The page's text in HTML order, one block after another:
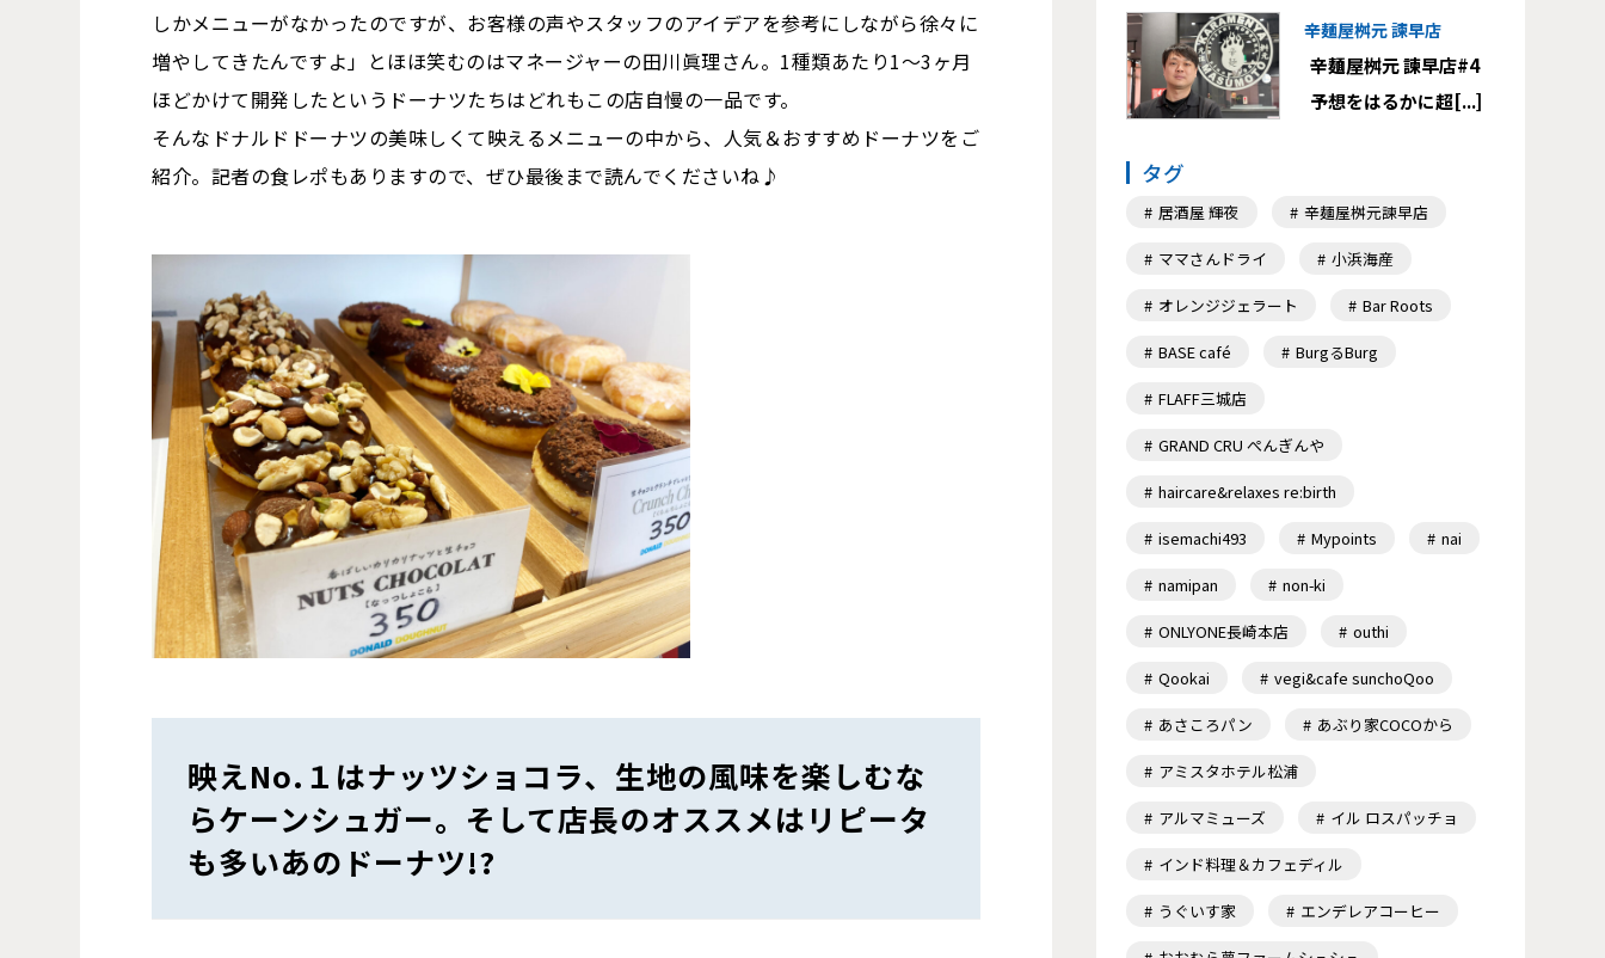
しかメニューがなかったのですが、お客様の声やスタッフのアイデアを参考にしながら徐々に
増やしてきたんですよ」とほほ笑むのはマネージャーの田川眞理さん。1種類あたり1～3ヶ月
ほどかけて開発したというドーナツたちはどれもこの店自慢の一品です。
そんなドナルドドーナツの美味しくて映えるメニューの中から、人気＆おすすめドーナツをご
紹介。記者の食レポもありますので、ぜひ最後まで読んでくださいね♪
映えNo.１はナッツショコラ、生地の風味を楽しむな
らケーンシュガー。そして店長のオススメはリピータ
も多いあのドーナツ!?
辛麺屋桝元 諫早店
辛麺屋桝元 諫早店#4
予想をはるかに超[...]
タグ
居酒屋 輝夜 辛麺屋桝元諫早店
ママさんドライ 小浜海産
オレンジジェラート Bar Roots
BASE café BurgるBurg
FLAFF三城店
GRAND CRU ぺんぎんや
haircare&relaxes re:birth
isemachi493 Mypoints nai
namipan non-ki
ONLYONE長崎本店 outhi
Qookai vegi&cafe sunchoQoo
あさころパン あぶり家COCOから
アミスタホテル松浦
アルマミューズ イル ロスパッチョ
インド料理＆カフェディル
うぐいす家 エンデレアコーヒー